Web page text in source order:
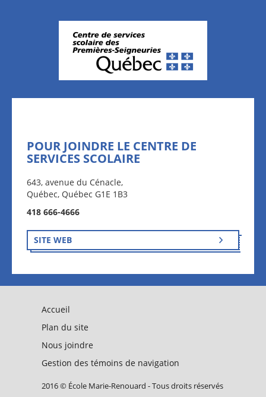
POUR JOINDRE LE CENTRE DE
SERVICES SCOLAIRE
643, avenue du Cénacle,
Québec, Québec G1E 1B3
418 666-4666
SITE WEB
Accueil
Plan du site
Nous joindre
Gestion des témoins de navigation
2016 © École Marie-Renouard - Tous droits réservés